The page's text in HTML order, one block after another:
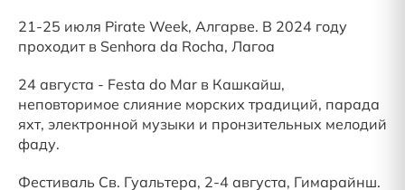
21-25 июля Pirate Week, Алгарве. В 2024 году
проходит в Senhora da Rocha, Лагоа
24 августа - Festa do Mar в Кашкайш,
неповторимое слияние морских традиций, парада
яхт, электронной музыки и пронзительных мелодий
фаду.
Фестиваль Св. Гуальтера, 2-4 августа, Гимарайнш.